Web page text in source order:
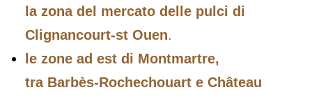
la zona del mercato delle pulci di
Clignancourt-st Ouen.
le zone ad est di Montmartre,
tra Barbès-Rochechouart e Château